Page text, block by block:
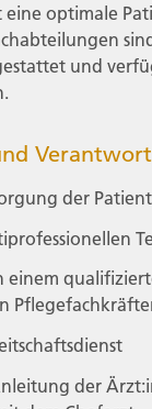
eine optimale
und
der
der